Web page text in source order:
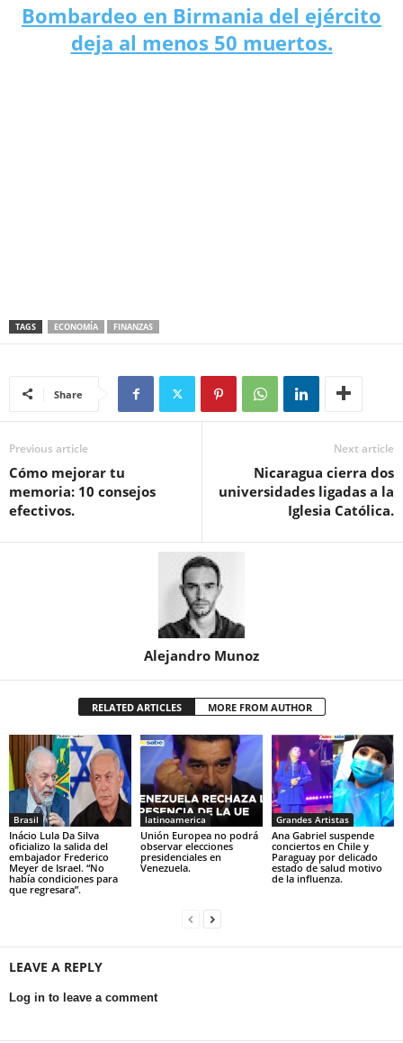
Bombardeo en Birmania del ejército
deja al menos 50 muertos.
TAGS ECONOMÍA FINANZAS
Share
Previous article
Cómo mejorar tu
memoria: 10 consejos
efectivos.
Next article
Nicaragua cierra dos
universidades ligadas a la
Iglesia Católica.
Alejandro Munoz
RELATED ARTICLES MORE FROM AUTHOR
Brasil
Inácio Lula Da Silva
oficializo la salida del
embajador Frederico
Meyer de Israel. “No
había condiciones para
que regresara”.
latinoamerica
Unión Europea no podrá
observar elecciones
presidenciales en
Venezuela.
Grandes Artistas
Ana Gabriel suspende
conciertos en Chile y
Paraguay por delicado
estado de salud motivo
de la influenza.
LEAVE A REPLY
Log in to leave a comment